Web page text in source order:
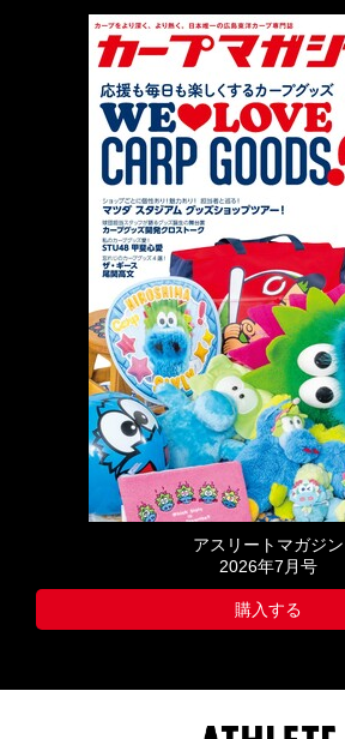
アスリートマガジン
2026年7月号
購入する